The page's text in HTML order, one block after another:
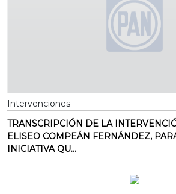
Intervenciones
TRANSCRIPCIÓN DE LA
ELISEO COMPEÁN FERNÁNDEZ,
INICIATIVA QU...